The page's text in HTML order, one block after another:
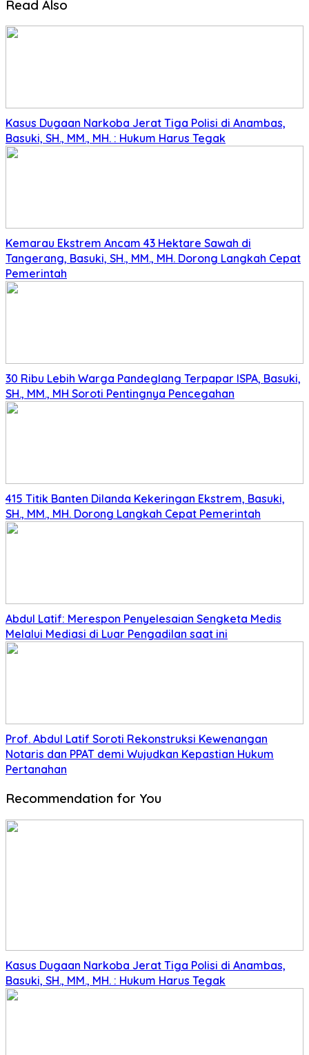
Read Also
Kasus Dugaan Narkoba Jerat Tiga Polisi di Anambas,
Basuki, SH., MM., MH. : Hukum Harus Tegak
Kemarau Ekstrem Ancam 43 Hektare Sawah di
Tangerang, Basuki, SH., MM., MH. Dorong Langkah Cepat
Pemerintah
30 Ribu Lebih Warga Pandeglang Terpapar ISPA, Basuki,
SH., MM., MH Soroti Pentingnya Pencegahan
415 Titik Banten Dilanda Kekeringan Ekstrem, Basuki,
SH., MM., MH. Dorong Langkah Cepat Pemerintah
Abdul Latif: Merespon Penyelesaian Sengketa Medis
Melalui Mediasi di Luar Pengadilan saat ini
Prof. Abdul Latif Soroti Rekonstruksi Kewenangan
Notaris dan PPAT demi Wujudkan Kepastian Hukum
Pertanahan
Recommendation for You
Kasus Dugaan Narkoba Jerat Tiga Polisi di Anambas,
Basuki, SH., MM., MH. : Hukum Harus Tegak